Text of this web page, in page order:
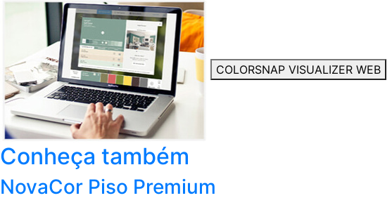
COLORSNAP VISUALIZER WEB
Conheça também
NovaCor Piso Premium